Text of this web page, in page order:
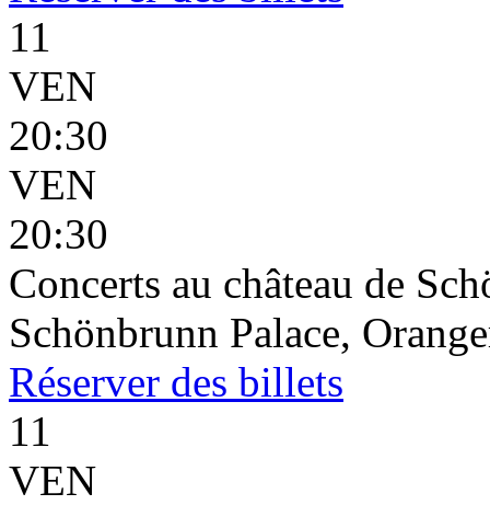
11
VEN
20:30
VEN
20:30
Concerts au château de
Schönbrunn Palace,
Réserver des billets
11
VEN